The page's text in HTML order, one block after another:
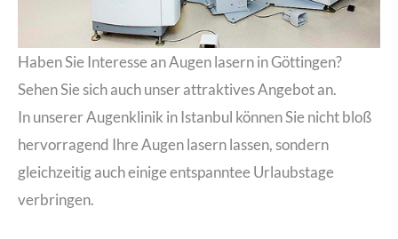
Haben Sie Interesse an Augen lasern in Göttingen?
Sehen Sie sich auch unser attraktives Angebot an.
In unserer Augenklinik in Istanbul können Sie nicht bloß
hervorragend Ihre Augen lasern lassen, sondern
gleichzeitig auch einige entspanntee Urlaubstage
verbringen.